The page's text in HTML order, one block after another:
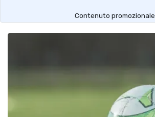
Contenuto promozionale